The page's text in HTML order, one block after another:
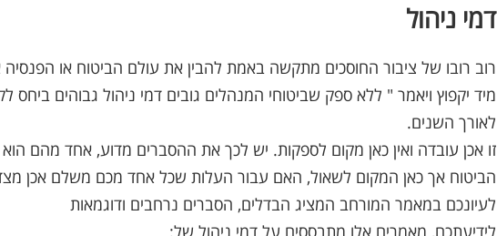
דמי ניהול
רוב רובו של ציבור החוסכים מתקשה באמת להבין את עולם הביטוח או
מיד יקפוץ ויאמר " ללא ספק שביטוחי המנהלים גובים דמי ניהול גבוהים
לאורך השנים.
זו אכן עובדה ואין כאן מקום לספקות. יש לכך את ההסברים מדוע, אחד מהם
הביטוח אך כאן המקום לשאול, האם עבור העלות שכל אחד מכם משלם אכן
לעיונכם במאמר המורחב המציג הבדלים, הסברים נרחבים ודוגמאות
לידיעתכם, מאמרים אלו מתבססים על דמי ניהול של: